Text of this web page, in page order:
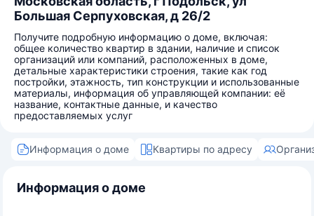
Большая Серпуховская, д 26/2
Получите подробную информацию о доме, включая:
общее количество квартир в здании, наличие и список
организаций или компаний, расположенных в доме,
детальные характеристики строения, такие как год
постройки, этажность, тип конструкции и использованные
материалы, информация об управляющей компании: её
название, контактные данные, и качество
предоставляемых услуг
Информация о доме Квартиры по адресу
Информация о доме